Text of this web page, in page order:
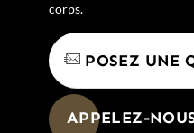
corps.
POSEZ UNE
APPELEZ-